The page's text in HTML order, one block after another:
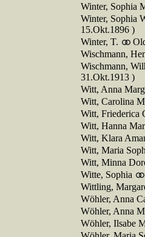
Winter, Sophia
Winter, Sophia
15.Okt.1896 )
Winter, T.
Wischmann,
Wischmann,
31.Okt.1913 )
Witt, Anna
Witt, Carolina
Witt, Friederica
Witt, Hanna
Witt, Klara
Witt, Maria
Witt, Minna
Witte, Sophia
Wittling,
Wöhler, Anna
Wöhler, Anna
Wöhler, Ilsabe